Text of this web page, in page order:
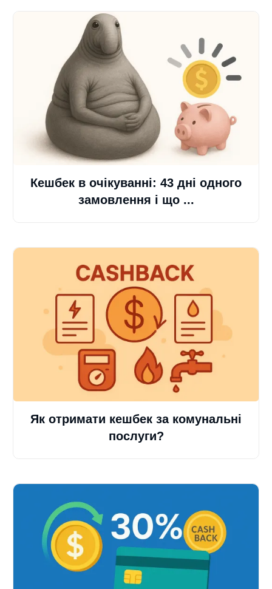
Кешбек в очікуванні: 43 дні одного
замовлення і що ...
Як отримати кешбек за комунальні
послуги?